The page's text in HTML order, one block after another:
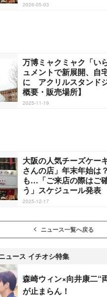
2026-05-03
万博ミャクミャク「い
ュメントで新展開、自
に アクリルスタンド
概要・販売場所】
2025-11-19
大阪の人気チーズケー
さんの店」年末年始は
も…「ご来店の際はご
う」スケジュール発表
2025-12-17
ニュース一覧へ戻る
ュース イチオシ特集
森崎ウィン×向井康二“
が止まらん！